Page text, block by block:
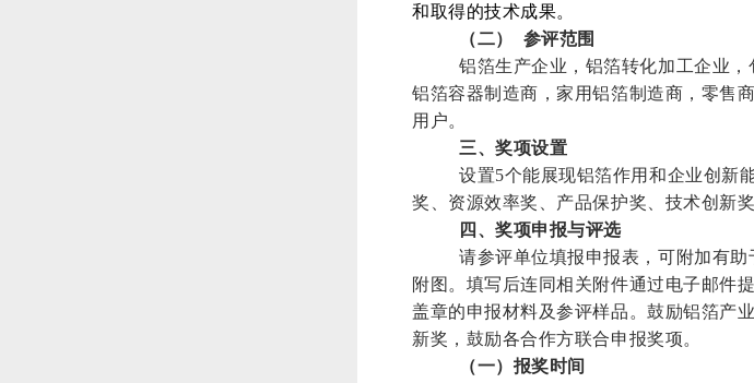
和取得的技术成果。
（二）
参评范围
铝箔生产企业，铝箔转化加工企业，
铝箔容器制造商，家用铝箔制造商，零售
用户。
三、奖项设置
设置5个能展现铝箔作用和企业创新
奖、资源效率奖、产品保护奖、技术创新
四、奖项申报与评选
请参评单位填报申报表，可附加有
附图。填写后连同相关附件通过电子邮件
盖章的申报材料及参评样品。鼓励铝箔产
新奖，鼓励各合作方联合申报奖项。
（一）报奖时间